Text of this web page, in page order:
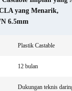
yang Menarik,
6.5mm
Plastik Castable
12 bulan
Dukungan teknis